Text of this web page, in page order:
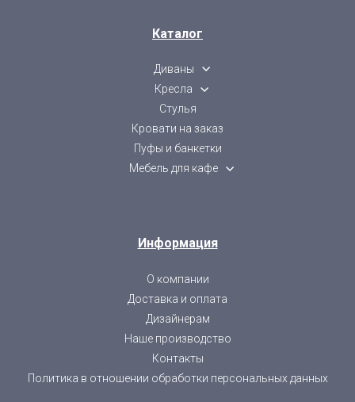
Каталог
Диваны
Кресла
Стулья
Кровати на заказ
Пуфы и банкетки
Мебель для кафе
Информация
О компании
Доставка и оплата
Дизайнерам
Наше производство
Контакты
Политика в отношении обработки персональных данных